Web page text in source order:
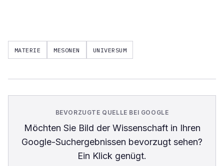
MATERIE MESONEN UNIVERSUM
BEVORZUGTE QUELLE BEI GOOGLE
Möchten Sie Bild der Wissenschaftin Ihren
Google-Suchergebnissen bevorzugt sehen?
Ein Klick genügt.